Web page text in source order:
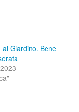
al Giardino. Bene